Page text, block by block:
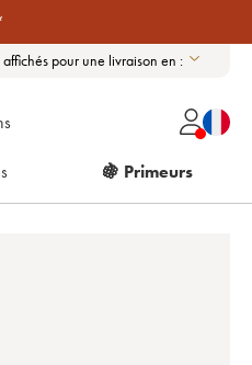
affichés pour une livraison en :
🍇 Primeurs